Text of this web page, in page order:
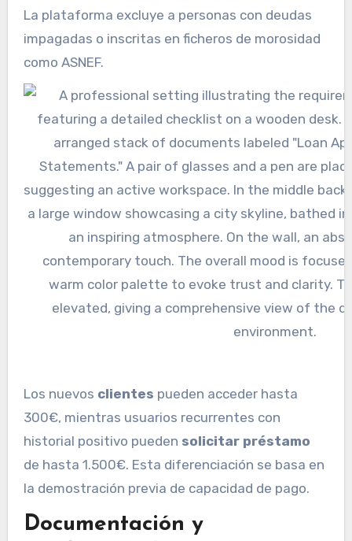
La plataforma excluye a personas con deudas
impagadas o inscritas en ficheros de morosidad
como ASNEF.
Los nuevos clientes pueden acceder hasta
300€, mientras usuarios recurrentes con
historial positivo pueden solicitar préstamo
de hasta 1.500€. Esta diferenciación se basa en
la demostración previa de capacidad de pago.
Documentación y